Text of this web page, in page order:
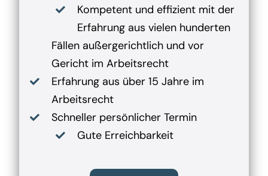
Kompetent und effizient mit der
Erfahrung aus vielen hunderten
Fällen außergerichtlich und vor
Gericht im Arbeitsrecht
Erfahrung aus über 15 Jahre im
Arbeitsrecht
Schneller persönlicher Termin
Gute Erreichbarkeit